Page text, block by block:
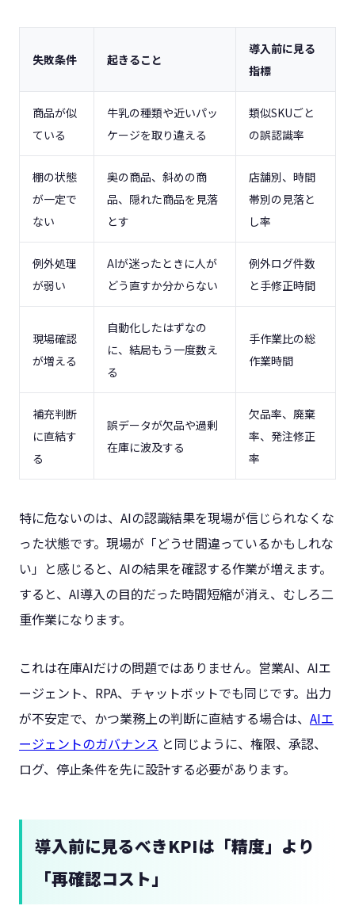
失敗条件 起きること
導入前に見る
指標
商品が似
ている
牛乳の種類や近いパッ
ケージを取り違える
類似SKUごと
の誤認識率
棚の状態
が一定で
ない
奥の商品、斜めの商
品、隠れた商品を見落
とす
店舗別、時間
帯別の見落と
し率
例外処理
が弱い
AIが迷ったときに人が
どう直すか分からない
例外ログ件数
と手修正時間
現場確認
が増える
自動化したはずなの
に、結局もう一度数え
る
手作業比の総
作業時間
補充判断
に直結す
る
誤データが欠品や過剰
在庫に波及する
欠品率、廃棄
率、発注修正
率
特に危ないのは、AIの認識結果を現場が信じられなくな
った状態です。現場が「どうせ間違っているかもしれな
い」と感じると、AIの結果を確認する作業が増えます。
すると、AI導入の目的だった時間短縮が消え、むしろ二
重作業になります。
これは在庫AIだけの問題ではありません。営業AI、AIエ
ージェント、RPA、チャットボットでも同じです。出力
が不安定で、かつ業務上の判断に直結する場合は、 AIエ
ージェントのガバナンス と同じように、権限、承認、
ログ、停止条件を先に設計する必要があります。
導入前に見るべきKPIは「精度」より
「再確認コスト」